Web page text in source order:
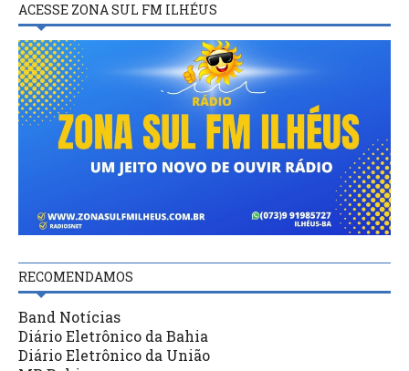
ACESSE ZONA SUL FM ILHÉUS
RECOMENDAMOS
Band Notícias
Diário Eletrônico da Bahia
Diário Eletrônico da União